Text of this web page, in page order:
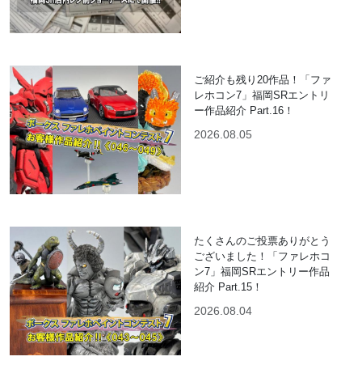
ご紹介も残り20作品！「ファ
レホコン7」福岡SRエントリ
ー作品紹介 Part.16！
2026.08.05
たくさんのご投票ありがとう
ございました！「ファレホコ
ン7」福岡SRエントリー作品
紹介 Part.15！
2026.08.04